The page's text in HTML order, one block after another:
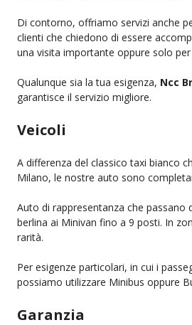
Di contorno, offriamo servizi anche
clienti che chiedono di essere
una visita importante oppure solo
Qualunque sia la tua esigenza, Ncc
garantisce il servizio migliore.
Veicoli
A differenza del classico taxi bianco
Milano, le nostre auto sono
Auto di rappresentanza che passano
berlina ai Minivan fino a 9 posti. In
rarità.
Per esigenze particolari, in cui i
possiamo utilizzare Minibus oppure
Garanzia